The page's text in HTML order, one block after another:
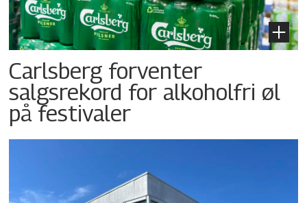
Carlsberg forventer
salgsrekord for alkoholfri øl
på festivaler